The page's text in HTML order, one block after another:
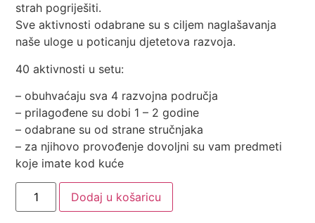
strah pogriješiti.
Sve aktivnosti odabrane su s ciljem naglašavanja
naše uloge u poticanju djetetova razvoja.
40 aktivnosti u setu:
– obuhvaćaju sva 4 razvojna područja
– prilagođene su dobi 1 – 2 godine
– odabrane su od strane stručnjaka
– za njihovo provođenje dovoljni su vam predmeti
koje imate kod kuće
Dodaj u košaricu